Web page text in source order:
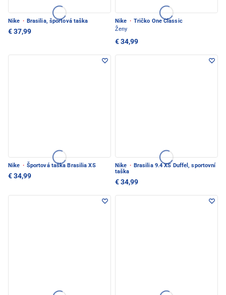
Nike · Brasilia, športová taška
€ 37,99
Nike · Tričko One Classic
Ženy
€ 34,99
Nike · Športová taška Brasilia XS
€ 34,99
Nike · Brasilia 9.4 XS Duffel, sportovní
taška
€ 34,99